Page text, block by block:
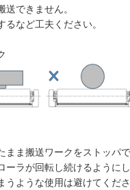
できません。
など工夫ください。
まま搬送ワークをストッパ
ーラが回転し続けるように
うような使用は避けてくだ